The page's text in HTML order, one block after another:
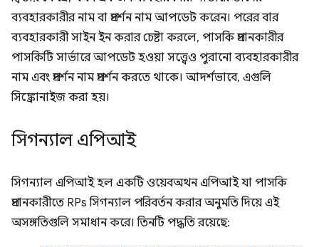
ব্যবহারকারীর নাম বা প্রদর্শন নাম আপডেট করেন। পরের বার
ব্যবহারকারী সাইন ইন করার চেষ্টা করলে, পাসকি প্রদানকারীর
পাসকিটি সার্ভারে আপডেট হওয়া সত্ত্বেও পুরানো ব্যবহারকারীর
নাম এবং প্রদর্শন নাম প্রদর্শন করতে থাকে। আদর্শভাবে, এগুলি
সিঙ্ক্রোনাইজ করা হয়।
সিগন্যাল এপিআই
সিগন্যাল এপিআই হল একটি ওয়েবঅথন এপিআই যা পাসকি
প্রদানকারীতে RPs সিগন্যাল পরিবর্তন করার অনুমতি দিয়ে এই
অসঙ্গতিগুলি সমাধান করে। তিনটি পদ্ধতি রয়েছে: